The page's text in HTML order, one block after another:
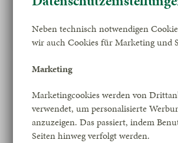
Neben technisch notwendigen
wir auch Cookies für Marketing und
Marketing
Marketingcookies werden von
verwendet, um personalisierte
anzuzeigen. Das passiert, indem
Seiten hinweg verfolgt werden.